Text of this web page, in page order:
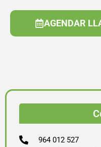
AGENDAR
964 012 527